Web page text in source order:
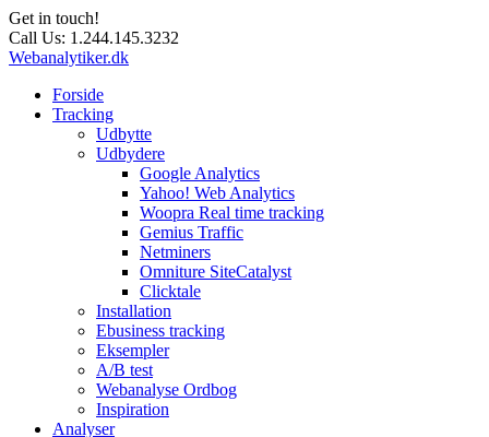
Get in touch!
Call Us: 1.244.145.3232
Webanalytiker.dk
Forside
Tracking
Udbytte
Udbydere
Google Analytics
Yahoo! Web Analytics
Woopra Real time tracking
Gemius Traffic
Netminers
Omniture SiteCatalyst
Clicktale
Installation
Ebusiness tracking
Eksempler
A/B test
Webanalyse Ordbog
Inspiration
Analyser